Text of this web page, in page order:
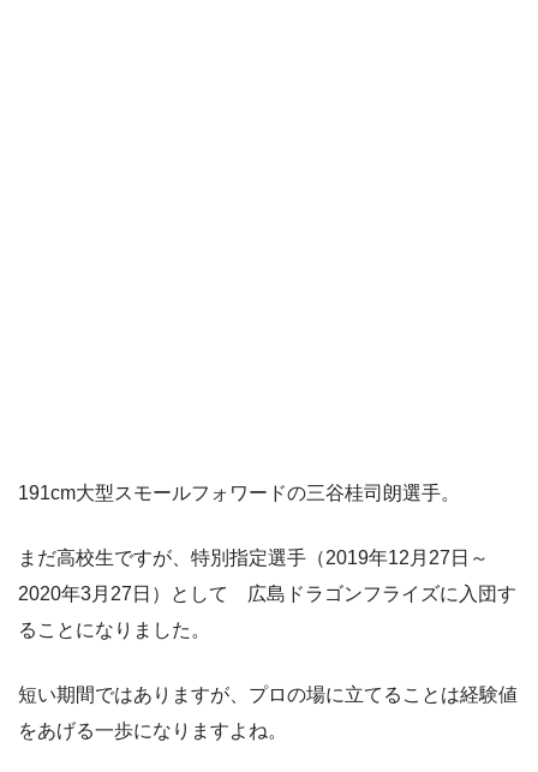
191cm大型スモールフォワードの三谷桂司朗選手。
まだ高校生ですが、特別指定選手（2019年12月27日～
2020年3月27日）として 広島ドラゴンフライズに入団す
ることになりました。
短い期間ではありますが、プロの場に立てることは経験値
をあげる一歩になりますよね。